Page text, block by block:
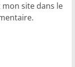
site dans le